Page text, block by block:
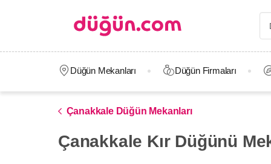
Düğün Mekanları Düğün Firmaları
Çanakkale Düğün Mekanları
Çanakkale Kır Düğünü